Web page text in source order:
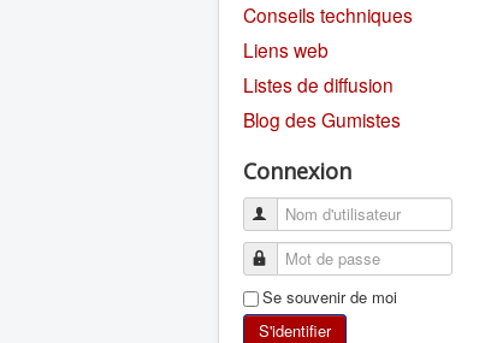
Conseils techniques
Liens web
Listes de diffusion
Blog des Gumistes
Connexion
Se souvenir de moi
S'identifier